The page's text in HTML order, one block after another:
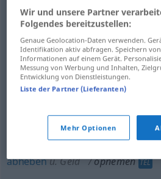
aufnehmen opnemen
aufzeichnen,mitschneiden
vermessen opnemen
Zeit opnemen
abhebenu.Geld opnemen TEL
Wir und unsere Partner
Folgendes bereitzustellen:
Genaue Geolocation-Daten verwenden.
Identifikation aktiv abfragen. Speichern
Informationen auf einem Gerät.
Messung von Werbung und Inhalten,
Entwicklung von Dienstleistungen.
Liste der Partner (Lieferanten)
Mehr Optionen